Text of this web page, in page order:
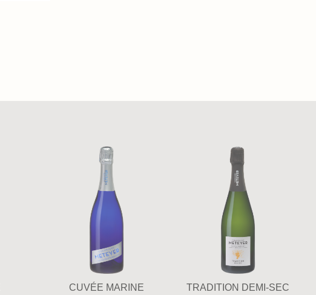
CUVÉE MARINE TRADITION DEMI-SEC